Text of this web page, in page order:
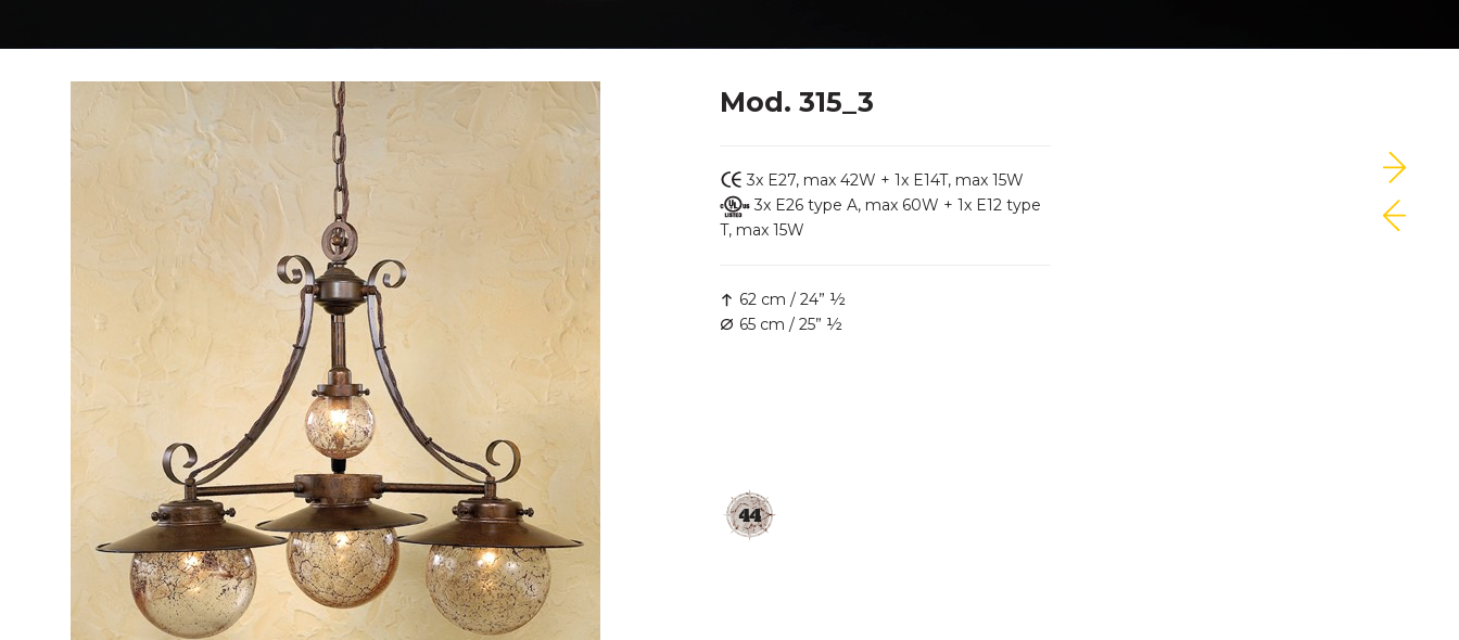
Mod. 315_3
3x E27, max 42W + 1x E14T, max 15W
3x E26 type A, max 60W + 1x E12 type
T, max 15W
62 cm / 24” ½
65 cm / 25” ½